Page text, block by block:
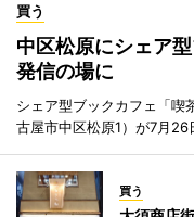
買う
中区松原にシェア
発信の場に
シェア型ブックカフェ「喫
古屋市中区松原1）が7月26
買う